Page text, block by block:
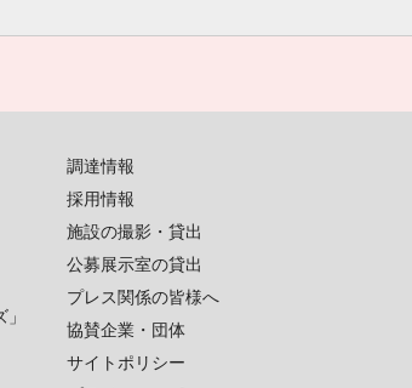
調達情報
採用情報
施設の撮影・貸出
公募展示室の貸出
プレス関係の皆様へ
協賛企業・団体
サイトポリシー